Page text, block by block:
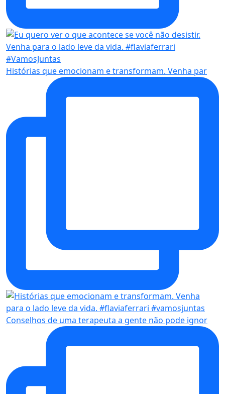
Histórias que emocionam e transformam. Venha par
Conselhos de uma terapeuta a gente não pode ignor